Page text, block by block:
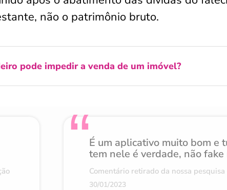
não o patrimônio bruto.
pode impedir a venda de um imóvel?
É um aplicativo muito bom e
tem nele é verdade, não
Comentário retirado da nossa pesquisa
30/01/2023